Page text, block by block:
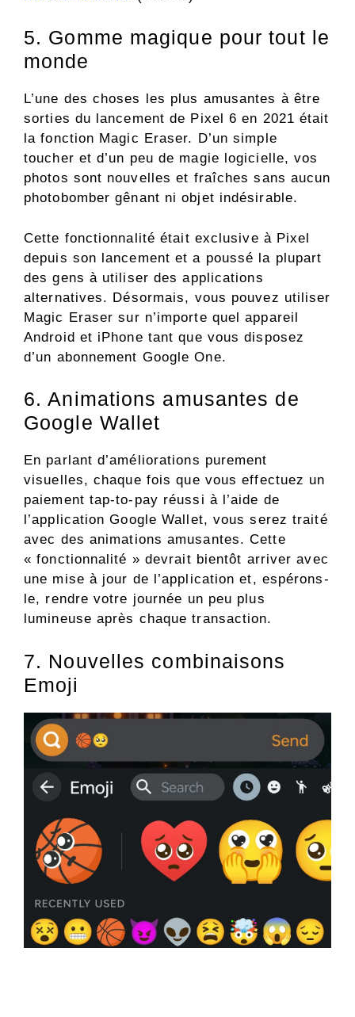
5. Gomme magique pour tout le
monde
L’une des choses les plus amusantes à être
sorties du lancement de Pixel 6 en 2021 était
la fonction Magic Eraser. D’un simple
toucher et d’un peu de magie logicielle, vos
photos sont nouvelles et fraîches sans aucun
photobomber gênant ni objet indésirable.
Cette fonctionnalité était exclusive à Pixel
depuis son lancement et a poussé la plupart
des gens à utiliser des applications
alternatives. Désormais, vous pouvez utiliser
Magic Eraser sur n’importe quel appareil
Android et iPhone tant que vous disposez
d’un abonnement Google One.
6. Animations amusantes de
Google Wallet
En parlant d’améliorations purement
visuelles, chaque fois que vous effectuez un
paiement tap-to-pay réussi à l’aide de
l’application Google Wallet, vous serez traité
avec des animations amusantes. Cette
« fonctionnalité » devrait bientôt arriver avec
une mise à jour de l’application et, espérons-
le, rendre votre journée un peu plus
lumineuse après chaque transaction.
7. Nouvelles combinaisons
Emoji